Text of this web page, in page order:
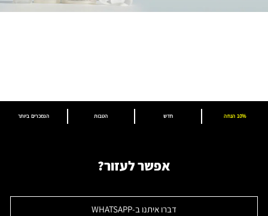
הנמכרים ביותר הטבות חדש 10% הנחה
אפשר לעזור?
דברו איתנו ב-WHATSAPP